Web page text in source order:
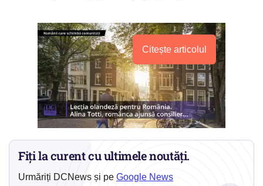
Citește articolul
Fiți la curent cu ultimele noutăți.
Urmăriți DCNews și pe Google News